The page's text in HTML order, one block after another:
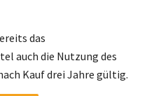
das
auch die Nutzung des
Kauf drei Jahre gültig.